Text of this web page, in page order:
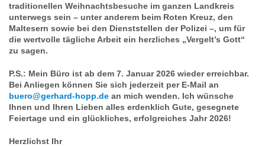
traditionellen Weihnachtsbesuche im ganzen Landkreis
unterwegs sein – unter anderem beim Roten Kreuz, den
Maltesern sowie bei den Dienststellen der Polizei –, um für
die wertvolle tägliche Arbeit ein herzliches Vergelt’s Gott“
zu sagen.
P.S.: Mein Büro ist ab dem 7. Januar 2026 wieder erreichbar.
Bei Anliegen können Sie sich jederzeit per E-Mail an
buero@gerhard-hopp.de an mich wenden. Ich wünsche
Ihnen und Ihren Lieben alles erdenklich Gute, gesegnete
Feiertage und ein glückliches, erfolgreiches Jahr 2026!
Herzlichst Ihr